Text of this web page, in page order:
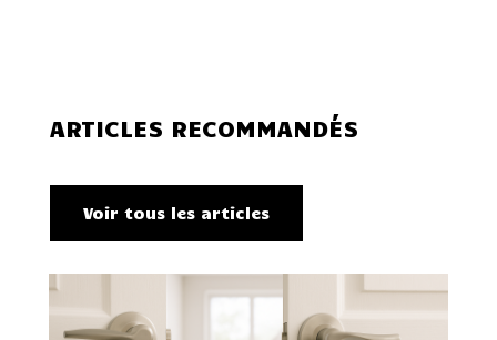
ARTICLES RECOMMANDÉS
Voir tous les articles